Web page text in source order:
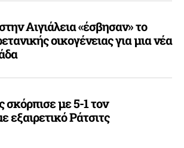
Αιγιάλεια «έσβησαν» το
οικογένειας για μια νέα
σκόρπισε με 5-1 τον
εξαιρετικό Ράτσιτς